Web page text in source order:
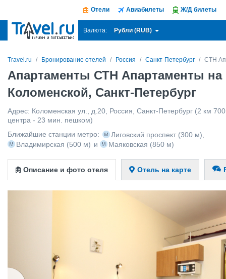
Отели Авиабилеты Ж/Д билеты
Валюта: Рубли (RUB)
Travel.ru Бронирование отелей Россия Санкт-Петербург СТН
Апартаменты СТН Апартаменты на
Коломенской, Санкт-Петербург
Адрес: Коломенская ул., д.20 Россия Санкт-Петербург (2 км
центра - 23 мин. пешком)
Ближайшие станции метро:
Лиговский проспект (300 м)
Владимирская (500 м) и Маяковская (850 м)
Описание и фото отеля Отель на карте